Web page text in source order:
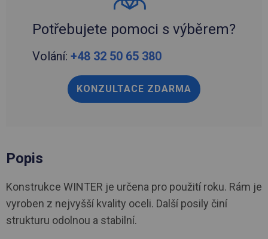
Potřebujete pomoci s výběrem?
Volání: +48 32 50 65 380
KONZULTACE ZDARMA
Popis
Konstrukce WINTER je určena pro použití roku. Rám je
vyroben z nejvyšší kvality oceli. Další posily činí
strukturu odolnou a stabilní.